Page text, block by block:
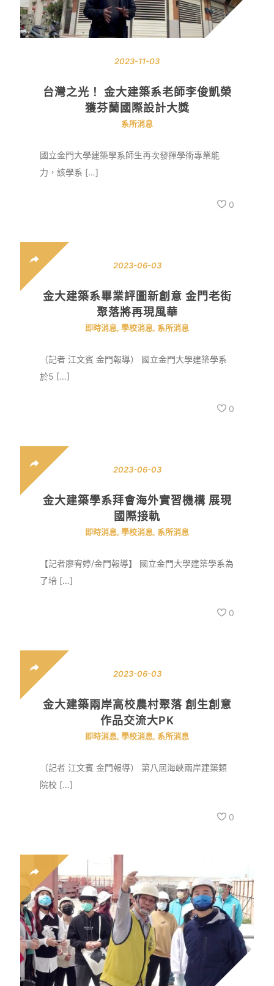
2023-11-03
台灣之光！ 金大建築系老師李俊凱榮
獲芬蘭國際設計大獎
系所消息
國立金門大學建築學系師生再次發揮學術專業能
力，該學系 […]
0
2023-06-03
金大建築系畢業評圖新創意 金門老街
聚落將再現風華
即時消息, 學校消息, 系所消息
（記者 江文賓 金門報導） 國立金門大學建築學系
於5 […]
0
2023-06-03
金大建築學系拜會海外實習機構 展現
國際接軌
即時消息, 學校消息, 系所消息
【記者廖宥婷/金門報導】 國立金門大學建築學系為
了培 […]
0
2023-06-03
金大建築兩岸高校農村聚落 創生創意
作品交流大PK
即時消息, 學校消息, 系所消息
（記者 江文賓 金門報導） 第八屆海峽兩岸建築類
院校 […]
0